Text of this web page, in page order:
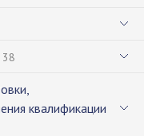
38
квалификации